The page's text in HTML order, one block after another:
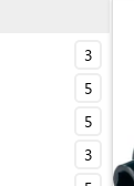
3
5
5
3